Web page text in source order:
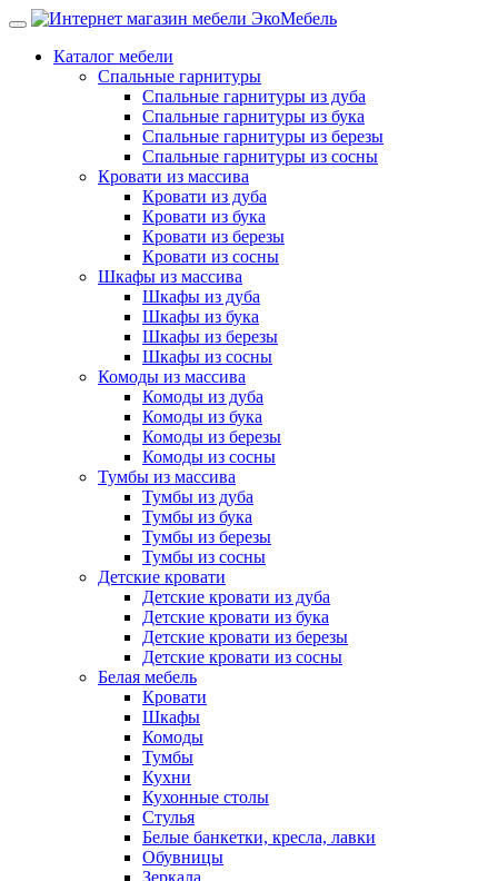
Каталог мебели
Спальные гарнитуры
Спальные гарнитуры из дуба
Спальные гарнитуры из бука
Спальные гарнитуры из березы
Спальные гарнитуры из сосны
Кровати из массива
Кровати из дуба
Кровати из бука
Кровати из березы
Кровати из сосны
Шкафы из массива
Шкафы из дуба
Шкафы из бука
Шкафы из березы
Шкафы из сосны
Комоды из массива
Комоды из дуба
Комоды из бука
Комоды из березы
Комоды из сосны
Тумбы из массива
Тумбы из дуба
Тумбы из бука
Тумбы из березы
Тумбы из сосны
Детские кровати
Детские кровати из дуба
Детские кровати из бука
Детские кровати из березы
Детские кровати из сосны
Белая мебель
Кровати
Шкафы
Комоды
Тумбы
Кухни
Кухонные столы
Стулья
Белые банкетки, кресла, лавки
Обувницы
Зеркала